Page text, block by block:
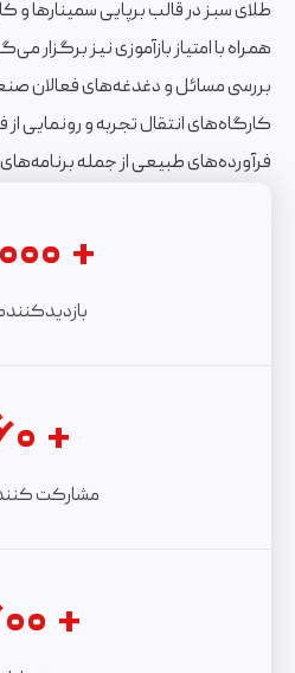
طلای سبز در قالب برپایی سمینارها
همراه با امتیاز بازآموزی نیز
بررسی مسائل و دغدغه‌های فعالان
کارگاه‌های انتقال تجربه و رونمایی
فرآورده‌های طبیعی از جمله
+
+
مشارکت
+